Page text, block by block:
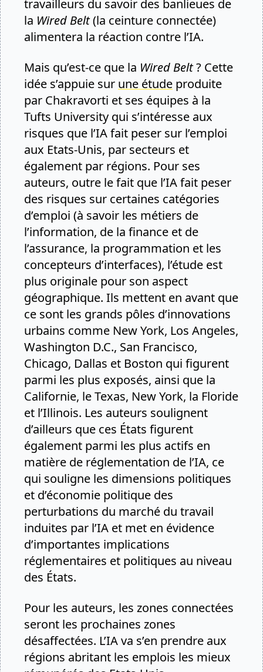
travailleurs du savoir des banlieues de
la Wired Belt(la ceinture connectée)
alimentera la réaction contre l’IA.
Mais qu’est-ce que la Wired Belt? Cette
idée s’appuie sur une étude produite
par Chakravorti et ses équipes à la
Tufts University qui s’intéresse aux
risques que l’IA fait peser sur l’emploi
aux Etats-Unis, par secteurs et
également par régions. Pour ses
auteurs, outre le fait que l’IA fait peser
des risques sur certaines catégories
d’emploi (à savoir les métiers de
l’information, de la finance et de
l’assurance, la programmation et les
concepteurs d’interfaces), l’étude est
plus originale pour son aspect
géographique. Ils mettent en avant que
ce sont les grands pôles d’innovations
urbains comme New York, Los Angeles,
Washington D.C., San Francisco,
Chicago, Dallas et Boston qui figurent
parmi les plus exposés, ainsi que la
Californie, le Texas, New York, la Floride
et l’Illinois. Les auteurs soulignent
d’ailleurs que ces États figurent
également parmi les plus actifs en
matière de réglementation de l’IA, ce
qui souligne les dimensions politiques
et d’économie politique des
perturbations du marché du travail
induites par l’IA et met en évidence
d’importantes implications
réglementaires et politiques au niveau
des États.
Pour les auteurs, les zones connectées
seront les prochaines zones
désaffectées. L’IA va s’en prendre aux
régions abritant les emplois les mieux